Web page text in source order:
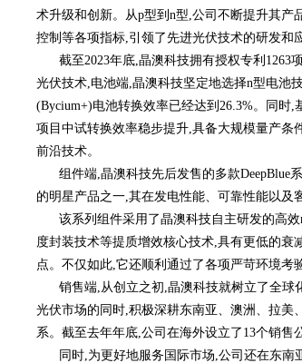
术升级和创新。从p型到n型,公司不断提升其
控制等各项指标,引领了先进光伏技术的研发和
截至2023年底,晶澳科技拥有授权专利1263
光伏技术,电池端,晶澳科技坚定地选择n型电池
(Bycium+)电池转换效率已经达到26.3%。同时
项目中试转换效率稳步提升,具备大规模量产
前沿技术。
组件端,晶澳科技先后发售的多款DeepBlue
的明星产品之一,其在发电性能、可靠性能以及
该系列组件采用了晶澳科技自主研发的高
度封装技术等提质增效核心技术,具有更低的
点。不仅如此,它还顺利通过了各项严苛环境考
销售端,从创立之初,晶澳科技就树立了全
光伏市场的同时,积极深耕东南亚、澳洲、拉
系。截至去年年底,公司在海外设立了13个销售
同时,为更好地服务国际市场,公司还在东